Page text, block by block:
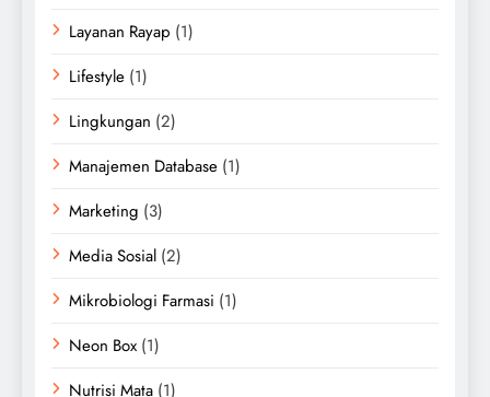
Layanan Rayap (1)
Lifestyle (1)
Lingkungan (2)
Manajemen Database (1)
Marketing (3)
Media Sosial (2)
Mikrobiologi Farmasi (1)
Neon Box (1)
Nutrisi Mata (1)